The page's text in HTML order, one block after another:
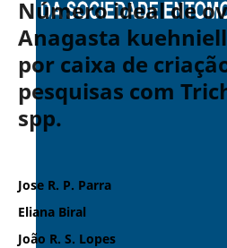
Número ideal de
Anagasta
por caixa de
pesquisas com
spp.
Jose R. P. Parra
Eliana Biral
João R. S. Lopes